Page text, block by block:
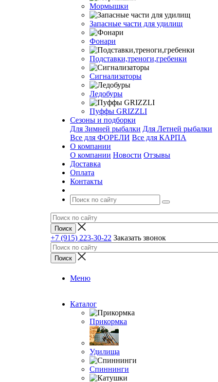
Мормышки
Запасные части для удилищ
Фонари
Подставки,треноги,гребенки
Сигнализаторы
Ледобуры
Пуффы GRIZZLI
Сезоны и подборки
Для Зимней рыбалки Для Летней рыбалки
Все для ФОРЕЛИ Все для КАРПА
О компании
О компании Новости Отзывы
Доставка
Оплата
Контакты
+7 (915) 223-30-22 Заказать звонок
Меню
Каталог
Прикормка
Удилища
Спиннинги